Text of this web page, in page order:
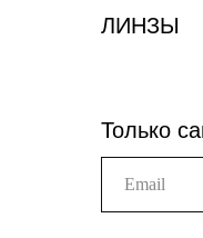
Только
ЛИНЗЫ